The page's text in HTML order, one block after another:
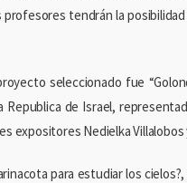
tendrán la
seleccionado fue
Republica de Israel,
expositores Nedielka Villalobos
para estudiar los